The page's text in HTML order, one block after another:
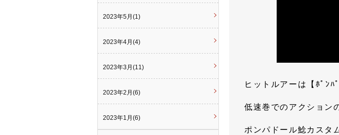
ヒットルアーは【ﾎﾟﾝﾊ
低速巻でのアクション
ポンパドール鯰カスタ
2023年5月(1)
2023年4月(4)
2023年3月(11)
2023年2月(6)
2023年1月(6)